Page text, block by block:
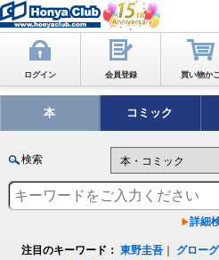
ログイン 会員登録 買い物か
本 コミック
検索
詳細
注目のキーワード： 東野圭吾 グロー